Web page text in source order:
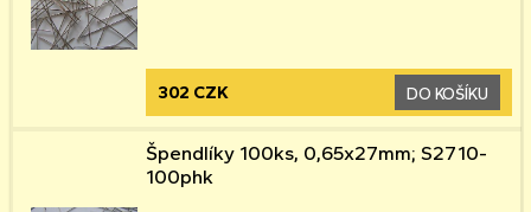
302 CZK DO KOŠÍKU
Špendlíky 100ks, 0,65x27mm; S2710-
100phk